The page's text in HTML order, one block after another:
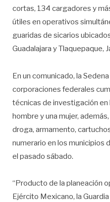
cortas, 134 cargadores y
útiles en operativos
guaridas de sicarios
Guadalajara y Tlaquepaque,
En un comunicado, la
corporaciones federales
técnicas de investigación en
hombre y una mujer,
droga, armamento,
numerario en los municipios
el pasado sábado.
“Producto de la planeación
Ejército Mexicano, la